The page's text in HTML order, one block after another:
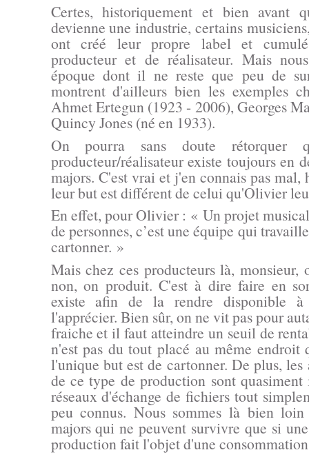
Certes, historiquement et bien avant
devienne une industrie, certains
ont créé leur propre label et
producteur et de réalisateur. Mais
époque dont il ne reste que peu de
montrent d'ailleurs bien les exemples
Ahmet Ertegun (1923 - 2006), Georges
Quincy Jones (né en 1933).
On pourra sans doute
producteur/réalisateur existe toujours en
majors. C'est vrai et j'en connais pas mal,
leur but est différent de celui qu'Olivier
En effet, pour Olivier : « Un projet
de personnes, c’est une équipe qui
cartonner. »
Mais chez ces producteurs là, monsieur,
non, on produit. C'est à dire faire en
existe afin de la rendre disponible
l'apprécier. Bien sûr, on ne vit pas pour
fraiche et il faut atteindre un seuil de
n'est pas du tout placé au même endroit
l'unique but est de cartonner. De plus,
de ce type de production sont quasiment
réseaux d'échange de fichiers tout
peu connus. Nous sommes là bien loin
majors qui ne peuvent survivre que si
production fait l'objet d'une consommation